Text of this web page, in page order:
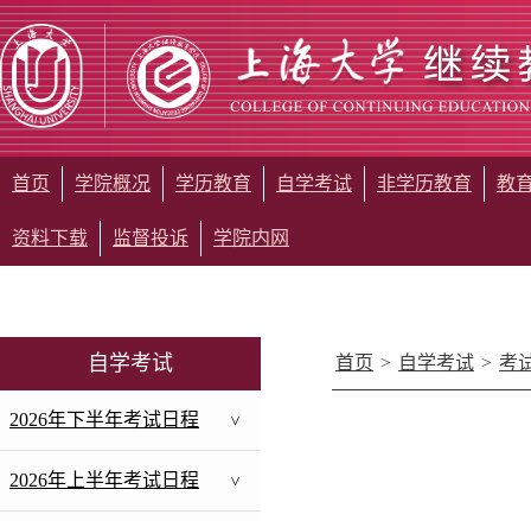
首页 学院概况 学历教育 自学考试 非学历教育 教
资料下载 监督投诉 学院内网
自学考试
2026年下半年考试日程 >
2026年上半年考试日程 >
首页 > 自学考试 > 考